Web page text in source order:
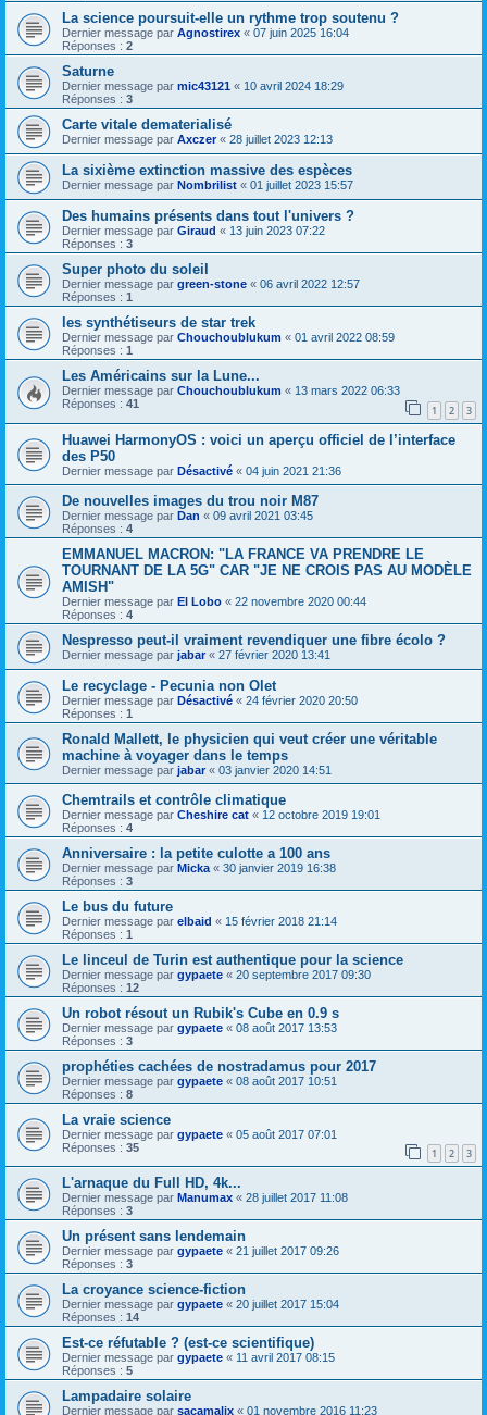
La science poursuit-elle un rythme trop soutenu ?
Dernier message par Agnostirex « 07 juin 2025 16:04
Réponses : 2
Saturne
Dernier message par mic43121 « 10 avril 2024 18:29
Réponses : 3
Carte vitale dematerialisé
Dernier message par Axczer« 28 juillet 2023 12:13
La sixième extinction massive des espèces
Dernier message par Nombrilist « 01 juillet 2023 15:57
Des humains présents dans tout l'univers ?
Dernier message par Giraud « 13 juin 2023 07:22
Réponses : 3
Super photo du soleil
Dernier message par green-stone « 06 avril 2022 12:57
Réponses : 1
les synthétiseurs de star trek
Dernier message par Chouchoublukum « 01 avril 2022 08:59
Réponses : 1
Les Américains sur la Lune...
Dernier message par Chouchoublukum « 13 mars 2022 06:33
Réponses : 41 1 2 3
Huawei HarmonyOS : voici un aperçu officiel de l’interface
des P50
Dernier message par Désactivé « 04 juin 2021 21:36
De nouvelles images du trou noir M87
Dernier message par Dan « 09 avril 2021 03:45
Réponses : 4
EMMANUEL MACRON: "LA FRANCE VA PRENDRE LE
TOURNANT DE LA 5G" CAR "JE NE CROIS PAS AU MODÈLE
AMISH"
Dernier message par El Lobo « 22 novembre 2020 00:44
Réponses : 4
Nespresso peut-il vraiment revendiquer une fibre écolo ?
Dernier message par jabar « 27 février 2020 13:41
Le recyclage - Pecunia non Olet
Dernier message par Désactivé « 24 février 2020 20:50
Réponses : 1
Ronald Mallett, le physicien qui veut créer une véritable
machine à voyager dans le temps
Dernier message par jabar « 03 janvier 2020 14:51
Chemtrails et contrôle climatique
Dernier message par Cheshire cat « 12 octobre 2019 19:01
Réponses : 4
Anniversaire : la petite culotte a 100 ans
Dernier message par Micka « 30 janvier 2019 16:38
Réponses : 3
Le bus du future
Dernier message par elbaid « 15 février 2018 21:14
Réponses : 1
Le linceul de Turin est authentique pour la science
Dernier message par gypaete « 20 septembre 2017 09:30
Réponses : 12
Un robot résout un Rubik's Cube en 0.9 s
Dernier message par gypaete « 08 août 2017 13:53
Réponses : 3
prophéties cachées de nostradamus pour 2017
Dernier message par gypaete « 08 août 2017 10:51
Réponses : 8
La vraie science
Dernier message par gypaete « 05 août 2017 07:01
Réponses : 35 1 2 3
L'arnaque du Full HD, 4k...
Dernier message par Manumax « 28 juillet 2017 11:08
Réponses : 3
Un présent sans lendemain
Dernier message par gypaete « 21 juillet 2017 09:26
Réponses : 3
La croyance science-fiction
Dernier message par gypaete « 20 juillet 2017 15:04
Réponses : 14
Est-ce réfutable ? (est-ce scientifique)
Dernier message par gypaete « 11 avril 2017 08:15
Réponses : 5
Lampadaire solaire
Dernier message par sacamalix « 01 novembre 2016 11:23